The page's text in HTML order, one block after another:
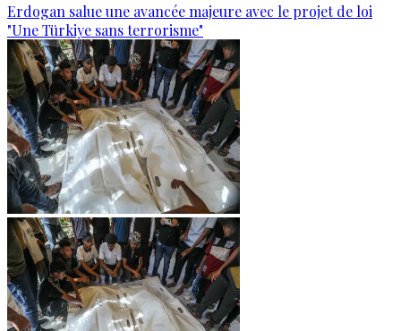
Erdogan salue une avancée majeure avec le projet de loi
"Une Türkiye sans terrorisme"